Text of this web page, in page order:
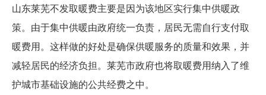
山东莱芜不发取暖费主要是因为该地区实行集中供暖政
策。由于集中供暖由政府统一负责，居民无需自行支付取
暖费用。这样做的好处是确保供暖服务的质量和效果，并
减轻居民的经济负担。莱芜市政府也将取暖费用纳入了维
护城市基础设施的公共经费之中。